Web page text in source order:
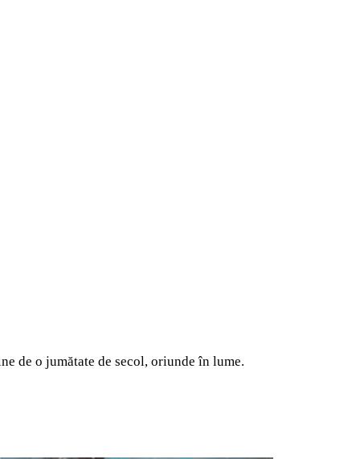
de o jumătate de secol, oriunde în lume.